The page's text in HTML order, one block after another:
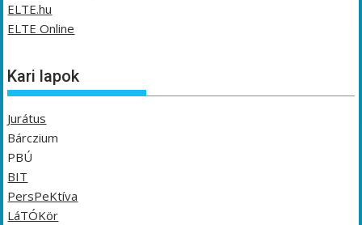
ELTE.hu
ELTE Online
Kari lapok
Jurátus
Bárczium
PBÚ
BIT
PersPeKtíva
LáTÓKör